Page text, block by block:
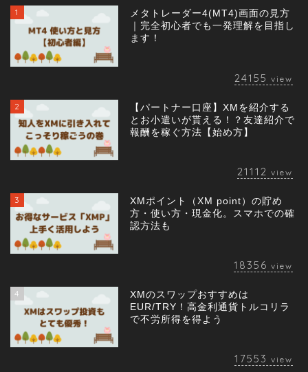
1
メタトレーダー4(MT4)画面の見方
｜完全初心者でも一発理解を目指し
ます！
24155 view
2
【パートナー口座】XMを紹介する
とお小遣いが貰える！？友達紹介で
報酬を稼ぐ方法【始め方】
21112 view
3
XMポイント（XM point）の貯め
方・使い方・現金化。スマホでの確
認方法も
18356 view
4
XMのスワップおすすめは
EUR/TRY！高金利通貨トルコリラ
で不労所得を得よう
17553 view